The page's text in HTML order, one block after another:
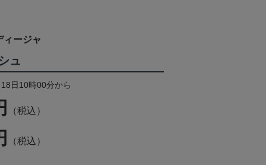
ィージャ
ュ
日10時00分から
（税込）
（税込）